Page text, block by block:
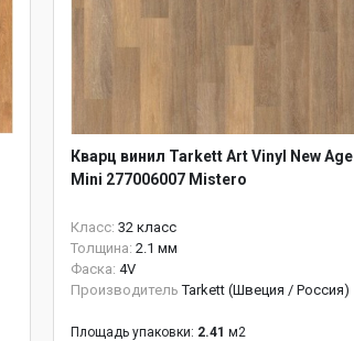
Кварц винил Tarkett Art Vinyl New Age
Mini 277006007 Mistero
Класс: 32 класс
Толщина: 2.1 мм
Фаска: 4V
Производитель Tarkett (Швеция / Россия)
Площадь упаковки: 2.41 м2